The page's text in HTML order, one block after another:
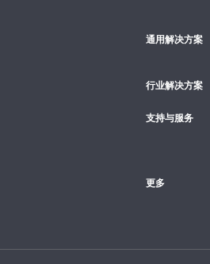
通用解决方案
行业解决方案
支持与服务
更多